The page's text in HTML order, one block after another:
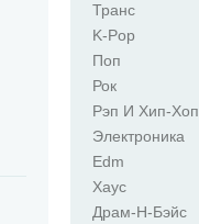
Транс
K-Pop
Поп
Рок
Рэп И Хип-Хоп
Электроника
Edm
Хаус
Драм-Н-Бэйс